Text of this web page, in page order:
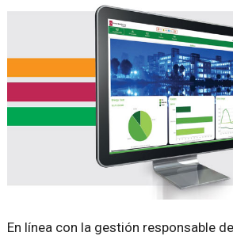
En línea con la gestión responsable